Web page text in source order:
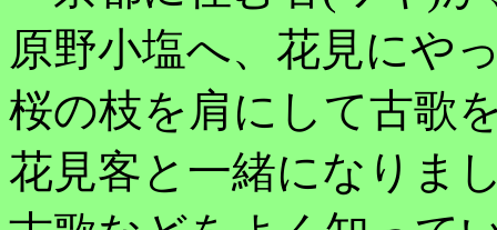
原野小塩へ、花見にや
桜の枝を肩にして古歌
花見客と一緒になりま